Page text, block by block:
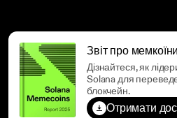
Звіт про
Дізнайтеся, як
Solana для
блокчейн.
Отримати